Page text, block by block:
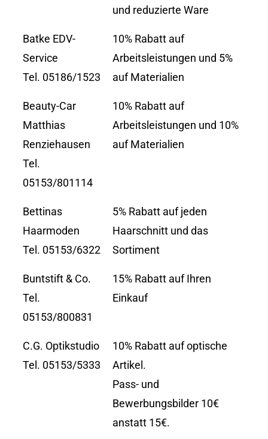
und reduzierte Ware
Batke EDV-
Service
Tel. 05186/1523
10% Rabatt auf
Arbeitsleistungen und 5%
auf Materialien
Beauty-Car
Matthias
Renziehausen
Tel.
05153/801114
10% Rabatt auf
Arbeitsleistungen und 10%
auf Materialien
Bettinas
Haarmoden
Tel. 05153/6322
5% Rabatt auf jeden
Haarschnitt und das
Sortiment
Buntstift & Co.
Tel.
05153/800831
15% Rabatt auf Ihren
Einkauf
C.G. Optikstudio
Tel. 05153/5333
10% Rabatt auf optische
Artikel.
Pass- und
Bewerbungsbilder 10€
anstatt 15€.